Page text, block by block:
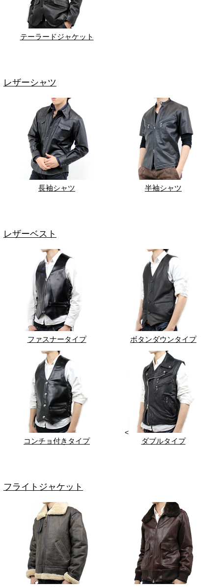
テーラードジャケット
レザーシャツ
長袖シャツ 半袖シャツ
レザーベスト
ファスナータイプ ボタンダウンタイプ
コンチョ付きタイプ
<
ダブルタイプ
フライトジャケット